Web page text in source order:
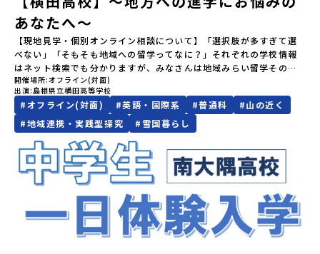
どの状況等によって開催を見合わせる可能性があります。その場合
は原則、開催日1週間前までにご連絡いたします。又、最少催行人数
に達しなかった場合は、開催日3週間前までに催行中止の旨をメール
にてご連絡いたします。・よくあるご質問その他、よくあるご質問
についてはこちらをご確認ください。運営団体について＜プログラ
ム主催：一般財団法人地域・教育魅力化プラットフォーム＞「意志
ある若者にあふれる持続可能な地域・社会をつくる」というビジョ
ンを掲げ、2017年3月に島根県に設立した教育事業団体です。日本
全国約200の高校と連携しながら、中学卒業後に地域の枠を越えて生
徒一人ひとりの夢や価値観に合った地域・学校で1〜3年間過ごすこ
とができるシステム「地域みらい留学」をはじめとした、教育事業
や地域活性モデルをつくり続けています。名 称：一般財団法人地
域・教育魅力化プラットフォーム設 立：2017年3月代表者：岩本
悠所在地：〒690-0842 島根県松江市東本町二丁目25-6 みらい
BASE2階 その他所在地公式HP：http://c-platform.or.jp/お問い
合わせ先担当：小川・小原E-mail：info@miratabi.jp「おためし
地域留学体験」のプログラム開催情報を公式LINEにて配信中！ぜひ
ご登録ください♪地域みらい留学公式LINE
いただく予定です。・食事アレルギー対応について個別の詳細なア
レルギー対応希望にはお応えしかねる場合がございます。対応が必
要な場合は必ず事前にご相談ください。・参加取消や急遽参加でき
なくなった場合について参加決定後の参加お取り消しはご遠慮下さ
い。やむを得ないお取り消しの場合はお早めに事務局までご連絡く
ださい。・キャンセルポリシーやむを得ない参加お取り消しの場
合、以下のルールに沿って対応させていただきます。ご了承くださ
い。プログラム開催日の前日＜8月2日＞から、【キャンセルのご連
絡日：お支払いいただく旅行代金】・21日目にあたる日以前：無
料・20日目-8日目：20％・7日目-2日目：30％・プログラム開始日
の前日：40％・プログラム開始日当日：50％・ご連絡無しでの不参
加またはプログラム開始後の解除：100％・催行中止について天候な
どの状況等によって開催を見合わせる可能性があります。その場合
は原則、開催日1週間前までにご連絡いたします。又、最少催行人数
に達しなかった場合は、開催日3週間前までに催行中止の旨をメール
にてご連絡いたします。・よくあるご質問その他、よくあるご質問
についてはこちらをご確認ください。運営団体について＜プログラ
ム主催：一般財団法人地域・教育魅力化プラットフォーム＞「意志
個人的費用【募集人数】最大10名（お申し込み多数の場合は抽選の
上決定）【参加者決定】お申し込み多数の場合は、締め切り後1週間
を目途に当落結果をご連絡いたします。【申し込み締切】6月8日
(月)12：00 から 6月22日(月) 12：00まで疑問も不安もワクワクに
変える！「おためし地域留学」ステップアップ説明会プログラムの
内容を詳しく知りたい方や、お申し込みを迷われている方向けに
Zoomでのオンライン配信を行います。知りたい情報のレベルに合
わせて、以下の2つのステップをご活用ください。【STEP 1】全体
オンライン説明会（アーカイブ動画を公開中！）〜まずは「おため
し地域留学」を知りたい方へ〜日本全国20以上の地域から選んで参
加できる「おためし地域留学」の全体像や魅力について、説明会を
開催しました。中学生一人での参加にあたり、保護者様が特に気に
なる「安全面」や「事務局のサポート体制」についても詳しく解説
しています。ぜひ、ご自宅からお気軽にご視聴ください。🎬 [アーカ
イブ動画を視聴する]YouTube：
https://youtu.be/Yt8nd04aNgA?si=e5erbspvwz5O8_uF
【STEP 2】プログラム説明会〜「八幡平市」の内容をもっと知りし
たい方へ〜全体説明を聞いたうえで、「プログラムで何をする
がら「雄大な自然と生き物」「伝統的な産業と人々の暮らし」の魅
力に触れ一緒に探求しませんか？体験のおすすめポイント体験プロ
グラム内容（予定）＜１日目＞（PM）「オリエンテーション・自己
紹介ワーク」「サーモン科学館見学」 -「鮭の聖地・しべつ」の歴
史や成り立ちを知る「夕食」 -高校生も一緒にみんなで夕食「1日
目の振り返り会」＜2日目＞（AM）「 ポー川史跡公園散策または渓
流釣り体験」 -1万年前の縄文文化に触れる -渓流釣りで自然を満
喫（PM）「地引網体験」 -地元の方との交流「自由時間：海の公
園で高校生とあそぶ！かたる！」 -高校生との交流「みんなで
BBQ・花火大会」 -さらにまちの人たちと交流＜3日目＞（AM）
「3日間の振り返りワーク」 -みんなで振り返り対話（PM） 13：
00 解散 (中標津空港 13：30頃到着)※14：50 中標津空港発 (羽田
空港16：45着)便を利用する想定※天候の状況や参加人数によってプ
ログラムを変更する場合がございます。参加概要【開催場所】北海
道標津町【実施日程】8月4日（火）〜 8月6日（木）※参加が確定し
た方には7月10日(金) 18：30～20：00に「参加者向け事前オンラ
イン研修」をご案内する予定です。必ず参加をお願いします。【集合
場所・時間】中標津空港 8月4日(火) 14：30 集合【解散場所・時
あなたへ～
【現地見学・個別オンライン相談について】「選択肢が多すぎて選
べない」「そもそも地域への留学ってなに？」それぞれの学校情報
はネット検索でも分かりますが、みなさんは地域みらい留学そのも
のをイメージできていますか？地域みらい留学がスタートする前か
ら県外生を積極的に受け入れてきた横田高校。本校では、これまで
100名以上（毎年10名程度）の「みらい留学生」を受け入れてきま
した。そんな全国トップクラスの受け入れ実績校へ気軽に「今の気
持ち」を話してみませんか？横田高校は、（本校への進学希望でな
くても）みなさんの地域みらい留学をサポートします！～個別相談
の流れ～①「横田高校に相談」←こちらをクリック②質問事項をチ
ェックして送信！③横田高校から返信メール（質問回答）が届く。
④日程を相談のうえ、オンライン相談や現地見学を実施。※本校へ
の進学希望者ではなくても、「県外進学」「寮生活」などの情報提
供も可能です。情報収集の一環としてご活用ください！
開催場所 オフライン(対面)
出演 島根県立横田高等学校
#オフライン(対面) #英語・国際系 #普通科 #山の近く
#地域連携・実践型探究 #雪国暮らし